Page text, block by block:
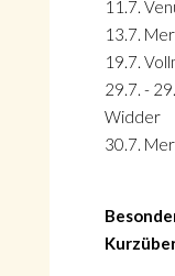
11.7.
13.7.
19.7.
29.7. -
Widder
30.7.